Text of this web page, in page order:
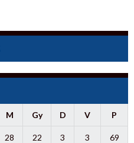
M Gy D V P
28 22 3 3 69